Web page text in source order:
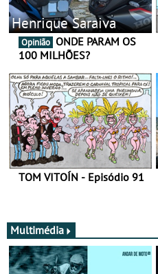
Henrique Saraiva
Opinião
100 MILHÕES?
TOM VITOÍN - Episódio 91
Multimédia